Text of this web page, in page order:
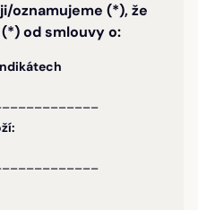
oznamujeme (*), že
od smlouvy o: